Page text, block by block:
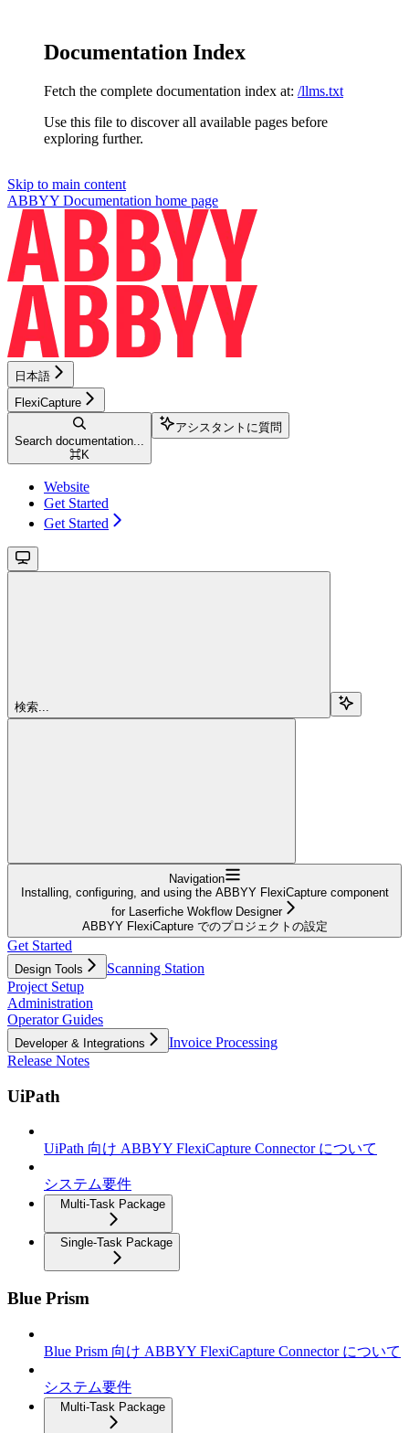
Documentation Index
Fetch the complete documentation index at: /llms.txt
Use this file to discover all available pages before
exploring further.
Skip to main content
ABBYY Documentation home page
日本語
FlexiCapture
Search documentation...
⌘K
アシスタントに質問
Website
Get Started
Get Started
検索...
Navigation
Installing, configuring, and using the ABBYY FlexiCapture component
for Laserfiche Wokflow Designer
ABBYY FlexiCapture でのプロジェクトの設定
Get Started
Design Tools
Scanning Station
Project Setup
Administration
Operator Guides
Developer & Integrations
Invoice Processing
Release Notes
UiPath
UiPath 向け ABBYY FlexiCapture Connector について
システム要件
Multi-Task Package
Single-Task Package
Blue Prism
Blue Prism 向け ABBYY FlexiCapture Connector について
システム要件
Multi-Task Package